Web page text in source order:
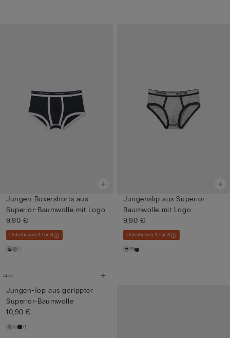
Jungen-Boxershorts aus
Superior-Baumwolle mit Logo
9,90 €
Unterhosen 4 für 3
Jungenslip aus Superior-
Baumwolle mit Logo
9,90 €
Unterhosen 4 für 3
Jungen-Top aus gerippter
Superior-Baumwolle
10,90 €
+1